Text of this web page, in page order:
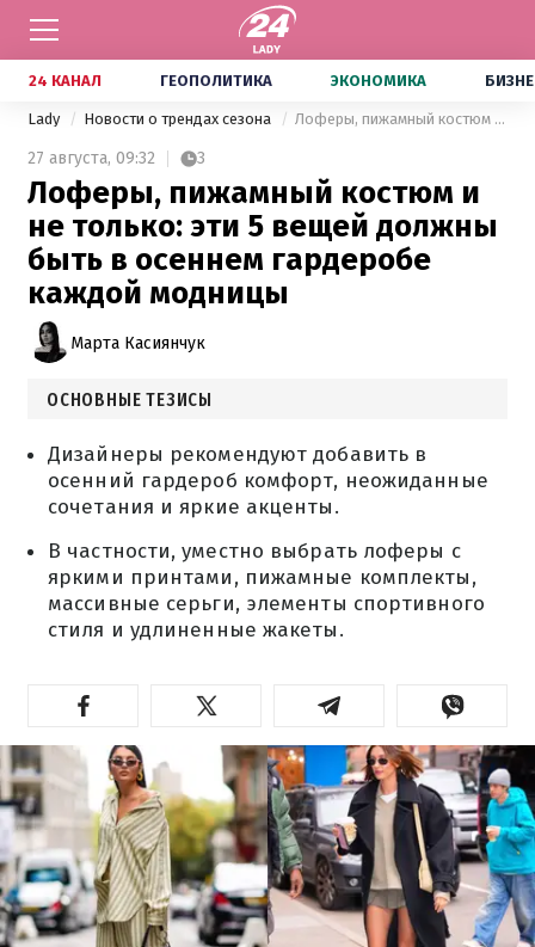
24 КАНАЛ ГЕОПОЛИТИКА ЭКОНОМИКА
Lady Новости о трендах сезона Лоферы, пижамный костюм и не только: эти 5 вещей должны быть в осеннем гардеробе каждой модницы
27 августа, 09:32 3
Лоферы, пижамный костюм и
не только: эти 5 вещей должны
быть в осеннем гардеробе
каждой модницы
Марта Касиянчук
ОСНОВНЫЕ ТЕЗИСЫ
Дизайнеры рекомендуют добавить в
осенний гардероб комфорт, неожиданные
сочетания и яркие акценты.
В частности, уместно выбрать лоферы с
яркими принтами, пижамные комплекты,
массивные серьги, элементы спортивного
стиля и удлиненные жакеты.